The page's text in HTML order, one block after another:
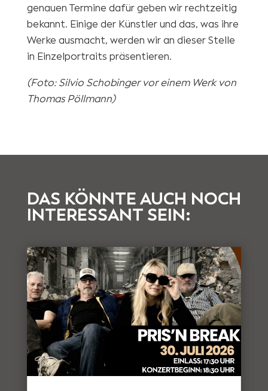
genauen Termine dafür geben wir rechtzeitig
bekannt. Einige der Künstler und das, was ihre
Werke ausmacht, werden wir an dieser Stelle
in Einzelportraits präsentieren.
(Foto: Silvio Schobinger vor einem Werk von
Thomas Pöllmann)
DAS KÖNNTE AUCH NOCH
INTERESSANT SEIN: